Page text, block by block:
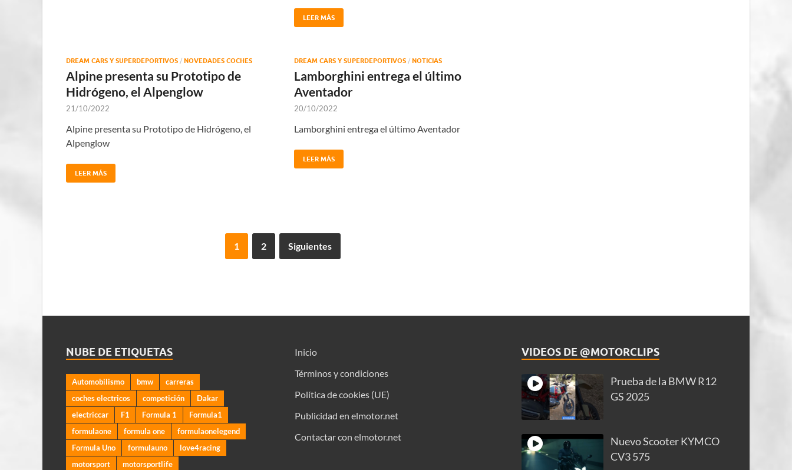
LEER MÁS
DREAM CARS Y SUPERDEPORTIVOS / NOVEDADES COCHES
Alpine presenta su Prototipo de
Hidrógeno, el Alpenglow
21/10/2022
Alpine presenta su Prototipo de Hidrógeno, el
Alpenglow
LEER MÁS
DREAM CARS Y SUPERDEPORTIVOS / NOTICIAS
Lamborghini entrega el último
Aventador
20/10/2022
Lamborghini entrega el último Aventador
LEER MÁS
1 2 Siguientes
NUBE DE ETIQUETAS
Automobilismo bmw
carreras
coches electricos
competición
Dakar
electriccar
F1 Formula 1
Formula1
formulaone
formula one
formulaonelegend
Formula Uno
formulauno
love4racing
motorsport
motorsportlife
Inicio
Términos y condiciones
Política de cookies (UE)
Publicidad en elmotor.net
Contactar con elmotor.net
VIDEOS DE @MOTORCLIPS
Prueba de la BMW R12
GS 2025
Nuevo Scooter KYMCO
CV3 575